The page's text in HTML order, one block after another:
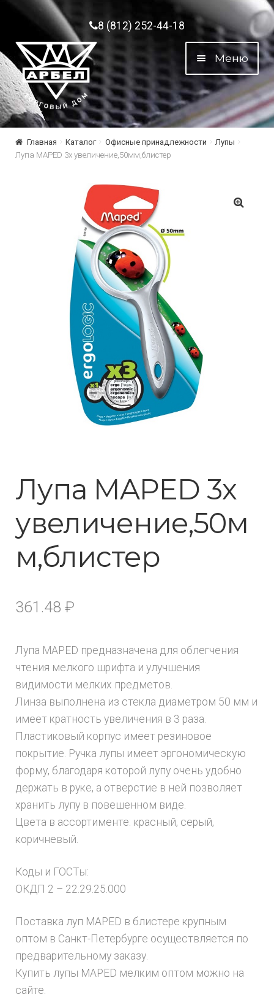
Перейти к навигации
Перейти к содержимому8 (812) 252-44-18
Меню
Главная Каталог Офисные принадлежности
Лупы
Лупа MAPED 3х увеличение,50мм,блистер
Лупа MAPED 3х
увеличение,50м
м,блистер
361.48 ₽
Лупа MAPED предназначена для облегчения
чтения мелкого шрифта и улучшения
видимости мелких предметов.
Линза выполнена из стекла диаметром 50 мм и
имеет кратность увеличения в 3 раза.
Пластиковый корпус имеет резиновое
покрытие. Ручка лупы имеет эргономическую
форму, благодаря которой лупу очень удобно
держать в руке, а отверстие в ней позволяет
хранить лупу в повешенном виде.
Цвета в ассортименте: красный, серый,
коричневый.
Коды и ГОСТы:
ОКДП 2 – 22.29.25.000
Поставка луп MAPED в блистере крупным
оптом в Санкт-Петербурге осуществляется по
предварительному заказу.
Купить лупы MAPED мелким оптом можно на
сайте.